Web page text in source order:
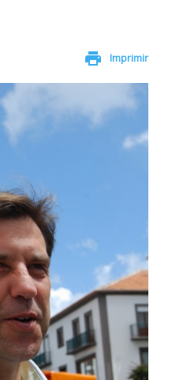
print Imprimir